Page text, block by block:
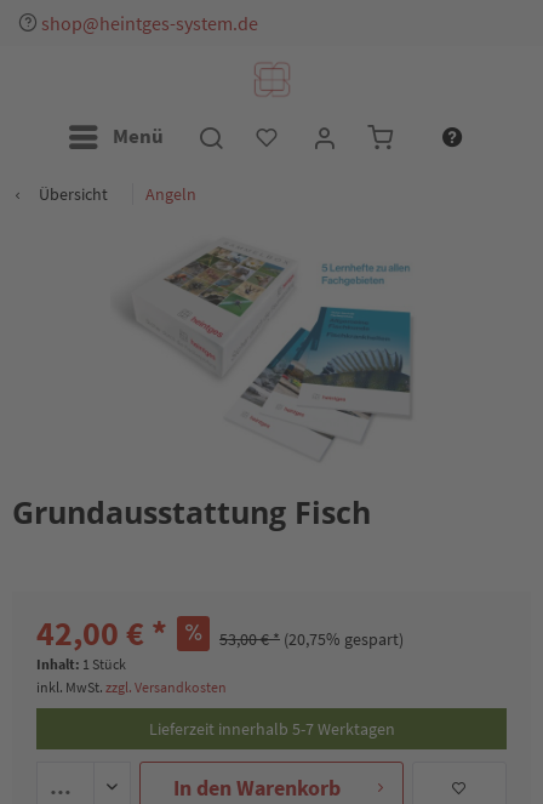
shop@heintges-system.de
Menü
Übersicht Angeln
Grundausstattung Fisch
42,00 € * 53,00 € * (20,75% gespart)
Inhalt: 1 Stück
inkl. MwSt. zzgl. Versandkosten
Lieferzeit innerhalb 5-7 Werktagen
In den Warenkorb